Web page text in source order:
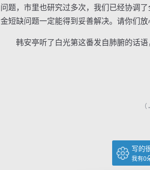
问题，市里也研究过多次，我们已经协调
金短缺问题一定能得到妥善解决。请你们放
韩安亭听了白光第这番发自肺腑的话语
写的
我有0